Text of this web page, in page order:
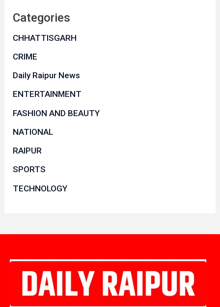
Categories
CHHATTISGARH
CRIME
Daily Raipur News
ENTERTAINMENT
FASHION AND BEAUTY
NATIONAL
RAIPUR
SPORTS
TECHNOLOGY